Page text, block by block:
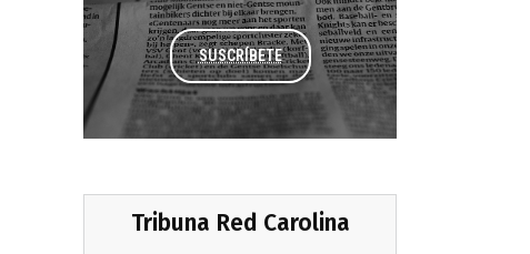
SUSCRÍBETE
Tribuna Red Carolina